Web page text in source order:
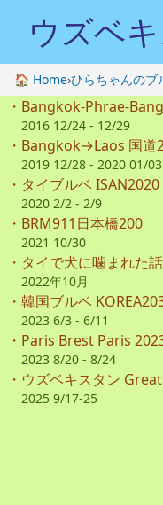
ウズベ
🏠 Home›ひらちゃんのブ
・ Bangkok-Phrae-
2016 12/24 - 12/29
・ Bangkok→Laos 国道2
2019 12/28 - 2020 01/03
・ タイブルベ ISAN2020
2020 2/2 - 2/9
・ BRM911日本橋200
2021 10/30
・ タイで犬に噛まれた話
2022年10月
・ 韓国ブルベ
2023 6/3 - 6/11
・ Paris Brest Paris
2023 8/20 - 8/24
・ ウズベキスタン
2025 9/17-25